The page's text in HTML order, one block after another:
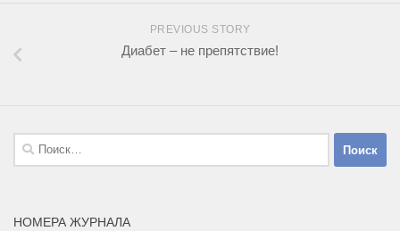
PREVIOUS STORY
Диабет – не препятствие!
Найти:
НОМЕРА ЖУРНАЛА